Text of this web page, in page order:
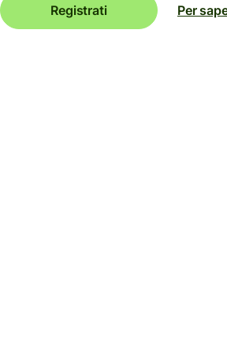
Registrati Per